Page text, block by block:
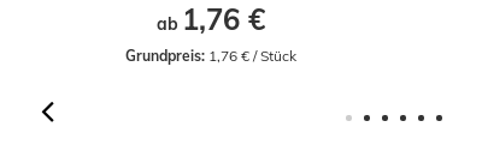
ab 1,76 €
Grundpreis: 1,76 € / Stück